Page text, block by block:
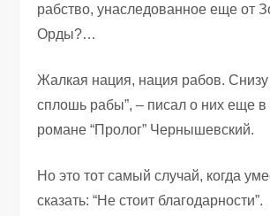
рабство, унаследованное еще от
Орды?…
Жалкая нация, нация рабов. Снизу
сплошь рабы”, – писал о них еще в
романе “Пролог” Чернышевский.
Но это тот самый случай, когда
сказать: “Не стоит благодарности”.